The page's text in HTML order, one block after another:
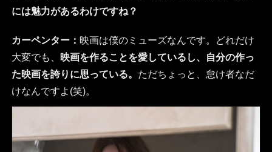
には魅力があるわけですね？
カーペンター： 映画は僕のミューズなんです。どれだけ
大変でも、
映画を作ることを愛しているし、自分の作っ
た映画を誇りに思っている。 ただちょっと、怠け者なだ
けなんですよ(笑)。